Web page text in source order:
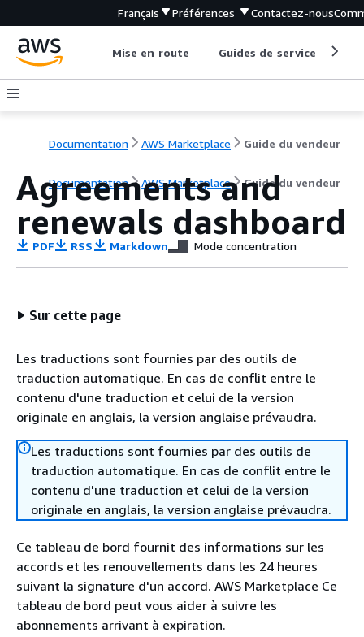
Français Préférences Contactez-nous
Mise en route Guides de service
Documentation AWS Marketplace Guide du vendeur
Documentation AWS Marketplace Guide du vendeur
Agreements and
renewals dashboard
PDF RSS Markdown Mode concentration
Sur cette page
Les traductions sont fournies par des outils de
traduction automatique. En cas de conflit entre le
contenu d'une traduction et celui de la version
originale en anglais, la version anglaise prévaudra.
Les traductions sont fournies par des outils de
traduction automatique. En cas de conflit entre le
contenu d'une traduction et celui de la version
originale en anglais, la version anglaise prévaudra.
Ce tableau de bord fournit des informations sur les
accords et les renouvellements dans les 24 heures
suivant la signature d'un accord. AWS Marketplace Ce
tableau de bord peut vous aider à suivre les
abonnements arrivant à expiration.